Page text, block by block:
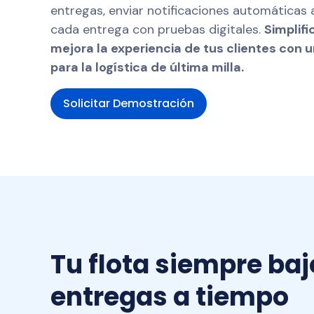
visibilidad,
total de
múltiples
eficiencia
milla.
entregas, enviar notificaciones automáticas
cada entrega con pruebas digitales.
mejora la experiencia de tus clientes con
para la logística de última milla.
Solicitar Demostración
Tu flota siempre
entregas a tiempo